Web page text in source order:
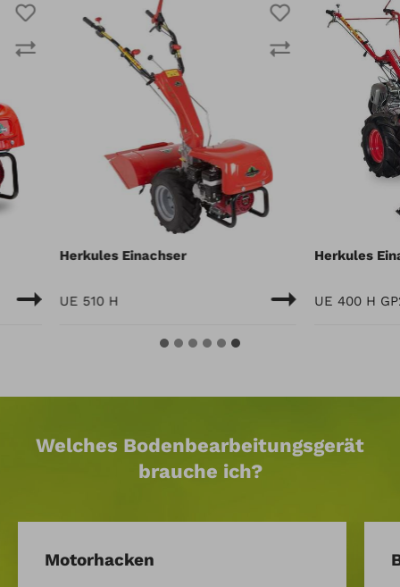
Herkules Einachser
UE 510 H
Herkules Einachser
UE 400 H GP200
Welches Bodenbearbeitungsgerät
brauche ich?
Motorhacken